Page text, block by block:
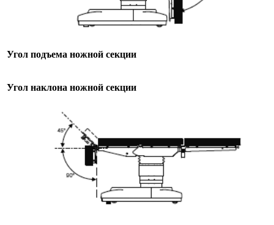
Угол подъема ножной секции
Угол наклона ножной секции